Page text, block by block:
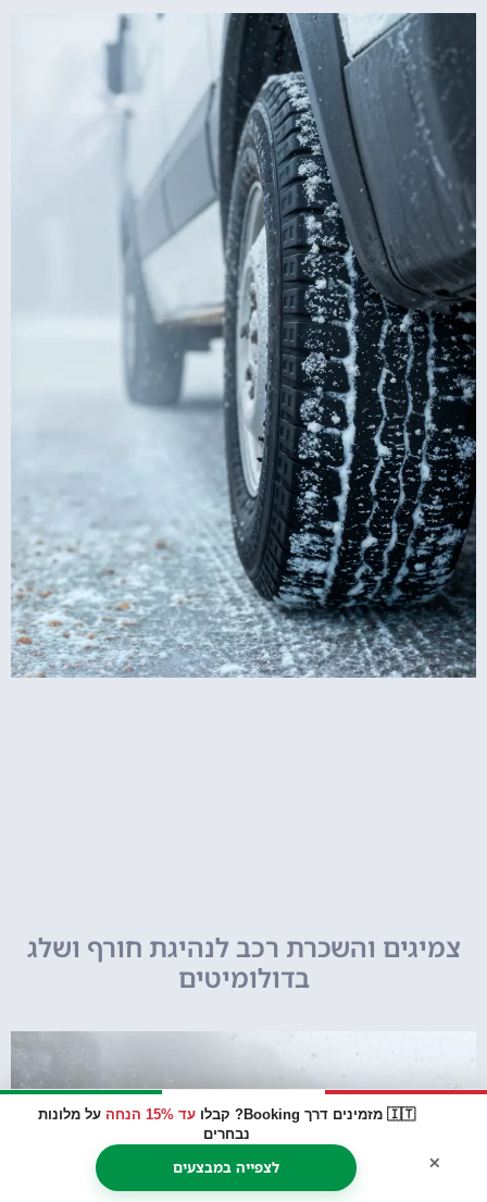
🇮🇹 מזמינים דרך Booking? קבלו עד 15% הנחה
על מלונות
נבחרים
לצפייה במבצעים ×
צמיגים והשכרת רכב לנהיגת חורף ושלג
בדולומיטים